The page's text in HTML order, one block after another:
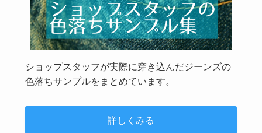
ショップスタッフが実際に穿き込んだジーンズの
色落ちサンプルをまとめています。
詳しくみる